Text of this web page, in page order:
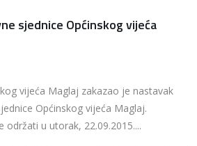
sjednice Općinskog vijeća
vijeća Maglaj zakazao je nastavak
Općinskog vijeća Maglaj.
održati u utorak, 22.09.2015....